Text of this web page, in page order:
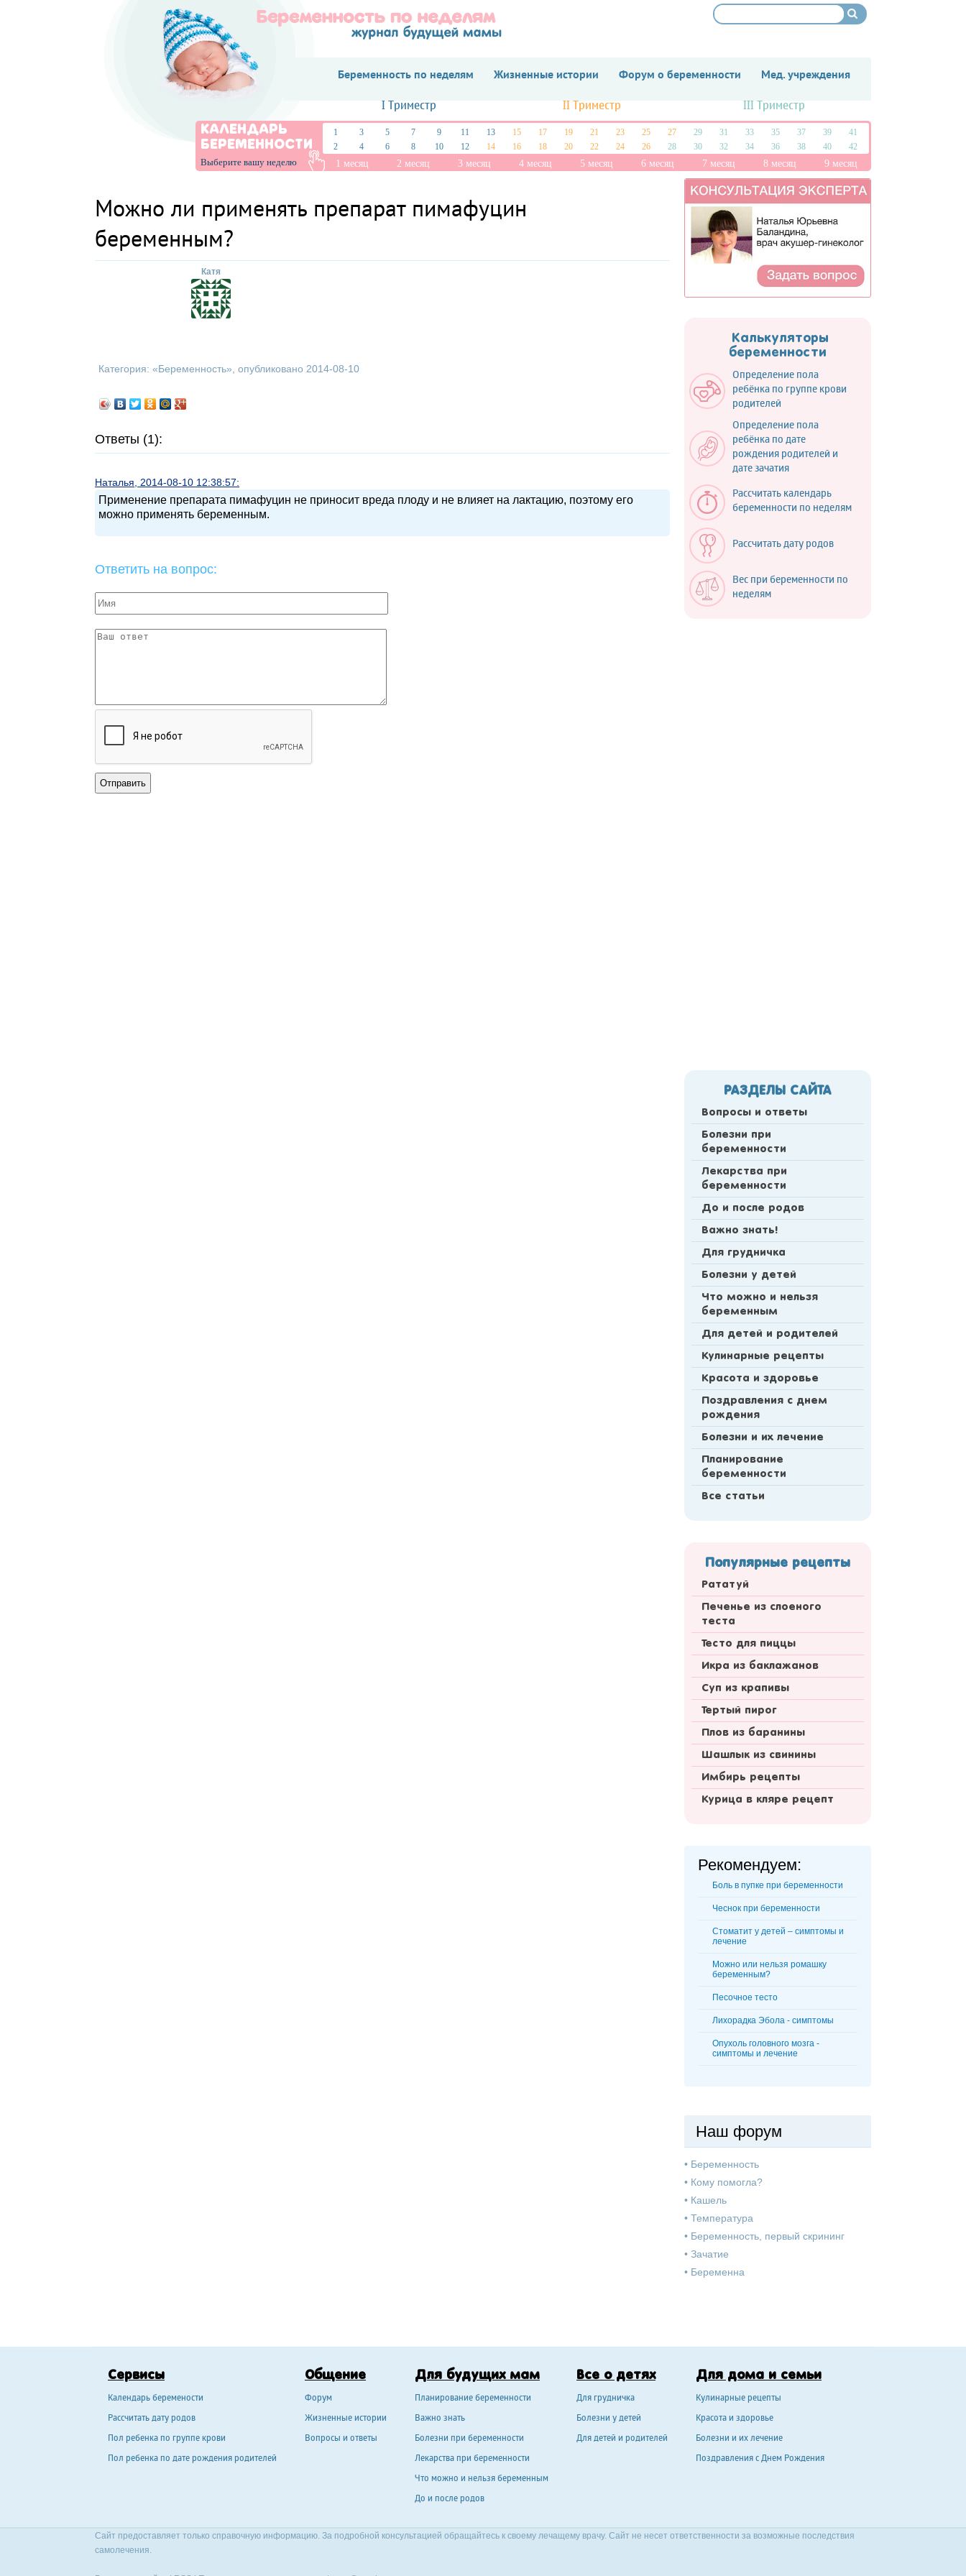
Беременность по неделям Жизненные истории Форум о беременности Мед. учреждения
I Триместр II Триместр III Триместр
КАЛЕНДАРЬ
БЕРЕМЕННОСТИ
Выберите вашу неделю
1 3 5 7 9 11 13 15 17 19 21 23 25 27 29 31 33 35 37 39
41
2
4 6 8 10 12 14 16 18 20 22 24 26 28 30 32 34 36 38 40 42
1 месяц 2 месяц 3 месяц 4 месяц 5 месяц 6 месяц 7 месяц 8 месяц 9 месяц
Можно ли применять препарат пимафуцин
беременным?
Катя
Категория: «Беременность», опубликовано 2014-08-10
Ответы (1):
Наталья, 2014-08-10 12:38:57:
Применение препарата пимафуцин не приносит вреда плоду и не влияет на лактацию, поэтому его
можно применять беременным.
Ответить на вопрос:
Калькуляторы
беременности
Определение пола
ребёнка по группе крови
родителей
Определение пола
ребёнка по дате
рождения родителей и
дате зачатия
Рассчитать календарь
беременности по неделям
Рассчитать дату родов
Вес при беременности по
неделям
РАЗДЕЛЫ САЙТА
Вопросы и ответы
Болезни при
беременности
Лекарства при
беременности
До и после родов
Важно знать!
Для грудничка
Болезни у детей
Что можно и нельзя
беременным
Для детей и родителей
Кулинарные рецепты
Красота и здоровье
Поздравления с днем
рождения
Болезни и их лечение
Планирование
беременности
Все статьи
Популярные рецепты
Рататуй
Печенье из слоеного
теста
Тесто для пиццы
Икра из баклажанов
Суп из крапивы
Тертый пирог
Плов из баранины
Шашлык из свинины
Имбирь рецепты
Курица в кляре рецепт
Рекомендуем:
Боль в пупке при беременности
Чеснок при беременности
Стоматит у детей – симптомы и
лечение
Можно или нельзя ромашку
беременным?
Песочное тесто
Лихорадка Эбола - симптомы
Опухоль головного мозга -
симптомы и лечение
Наш форум
• Беременность
• Кому помогла?
• Кашель
• Температура
• Беременность, первый скрининг
• Зачатие
• Беременна
Сервисы
Календарь беремености
Рассчитать дату родов
Пол ребенка по группе крови
Пол ребенка по дате рождения родителей
Общение
Форум
Жизненные истории
Вопросы и ответы
Для будущих мам
Планирование беременности
Важно знать
Болезни при беременности
Лекарства при беременности
Что можно и нельзя беременным
До и после родов
Все о детях
Для грудничка
Болезни у детей
Для детей и родителей
Для дома и семьи
Кулинарные рецепты
Красота и здоровье
Болезни и их лечение
Поздравления с Днем Рождения
Сайт предоставляет только справочную информацию. За подробной консультацией обращайтесь к своему лечащему врачу. Сайт не несет ответственности за возможные последствия
самолечения.